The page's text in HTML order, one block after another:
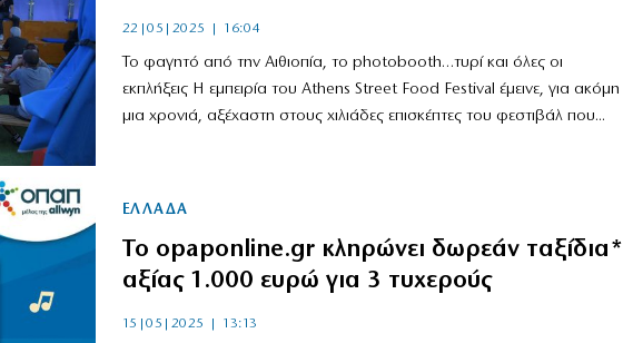
22|05|2025 | 16:04
Το φαγητό από την Αιθιοπία, το photobooth…τυρί και όλες οι
εκπλήξεις Η εμπειρία του Athens Street Food Festival έμεινε, για ακόμη
μια χρονιά, αξέχαστη στους χιλιάδες επισκέπτες του φεστιβάλ που...
ΕΛΛΑΔΑ
Το opaponline.gr κληρώνει δωρεάν ταξίδια*
αξίας 1.000 ευρώ για 3 τυχερούς
15|05|2025 | 13:13